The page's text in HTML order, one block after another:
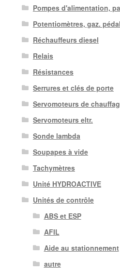
Pompes d'alimentation,
Potentiomètres, gaz.
Réchauffeurs diesel
Relais
Résistances
Serrures et clés de porte
Servomoteurs de
Servomoteurs eltr.
Sonde lambda
Soupapes à vide
Tachymètres
Unité HYDROACTIVE
Unités de contrôle
ABS et ESP
AFIL
Aide au stationnement
autre